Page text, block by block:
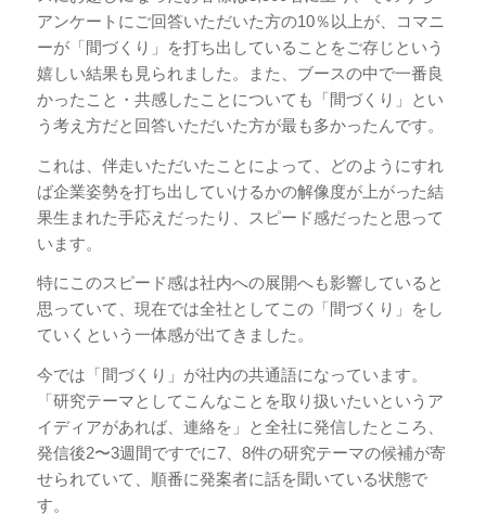
アンケートにご回答いただいた方の10％以上が、コマニ
ーが「間づくり」を打ち出していることをご存じという
嬉しい結果も見られました。また、ブースの中で一番良
かったこと・共感したことについても「間づくり」とい
う考え方だと回答いただいた方が最も多かったんです。
これは、伴走いただいたことによって、どのようにすれ
ば企業姿勢を打ち出していけるかの解像度が上がった結
果生まれた手応えだったり、スピード感だったと思って
います。
特にこのスピード感は社内への展開へも影響していると
思っていて、現在では全社としてこの「間づくり」をし
ていくという一体感が出てきました。
今では「間づくり」が社内の共通語になっています。
「研究テーマとしてこんなことを取り扱いたいというア
イディアがあれば、連絡を」と全社に発信したところ、
発信後2〜3週間ですでに7、8件の研究テーマの候補が寄
せられていて、順番に発案者に話を聞いている状態で
す。